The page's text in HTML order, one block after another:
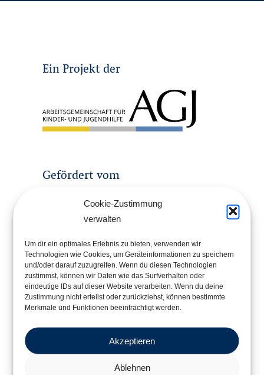
Cookie-Zustimmung
verwalten
Um dir ein optimales Erlebnis zu bieten, verwenden wir
Technologien wie Cookies, um Geräteinformationen zu speichern
und/oder darauf zuzugreifen. Wenn du diesen Technologien
zustimmst, können wir Daten wie das Surfverhalten oder
eindeutige IDs auf dieser Website verarbeiten. Wenn du deine
Zustimmung nicht erteilst oder zurückziehst, können bestimmte
Merkmale und Funktionen beeinträchtigt werden.
Akzeptieren
Ablehnen
Ein Projekt der
Gefördert vom
Im Rahmen der